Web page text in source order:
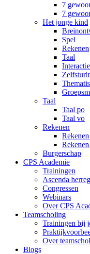
7
7
Het jonge kind
Spel
Rekenen
Taal
Taal
Taal po
Taal vo
Rekenen
Burgerschap
CPS Academie
Trainingen
Ascenda
Congressen
Webinars
Over CPS
Teamscholing
Trainingen bij
Over
Blogs